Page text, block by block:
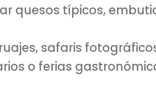
quesos típicos,
safaris
o ferias